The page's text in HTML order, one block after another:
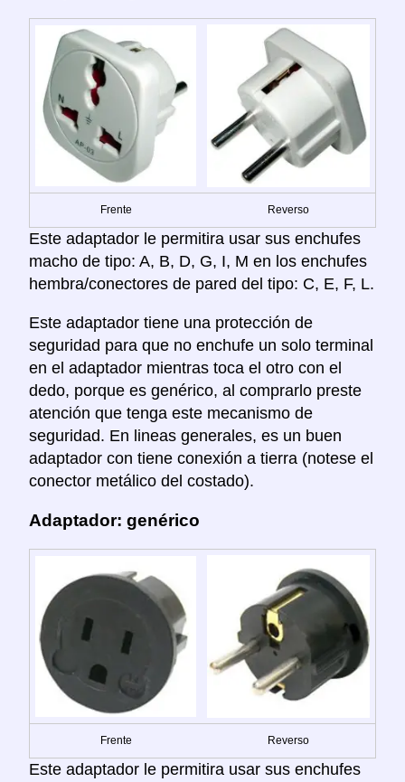
Frente Reverso
Este adaptador le permitira usar sus enchufes
macho de tipo: A, B, D, G, I, M en los enchufes
hembra/conectores de pared del tipo: C, E, F, L.
Este adaptador tiene una protección de
seguridad para que no enchufe un solo terminal
en el adaptador mientras toca el otro con el
dedo, porque es genérico, al comprarlo preste
atención que tenga este mecanismo de
seguridad. En lineas generales, es un buen
adaptador con tiene conexión a tierra (notese el
conector metálico del costado).
Adaptador: genérico
Frente Reverso
Este adaptador le permitira usar sus enchufes